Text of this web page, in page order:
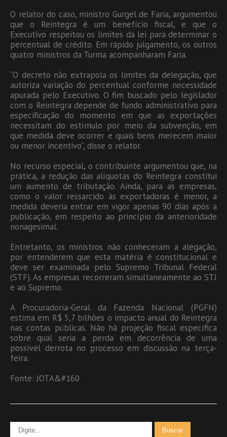
O relator do caso, ministro Gurgel de Faria, argumentou
que o Reintegra é um benefício fiscal, e que o
Executivo respeitou os limites da lei para determinar o
percentual de crédito. Em rápido julgamento, os outros
quatro ministros da Turma acompanharam Faria.
“O decreto não extrapola os limites da delegação, que
autoriza variação do percentual conforme necessidade
apurada pelo Executivo. O fim buscado pelo legislador
com o Reintegra depende de fundo administrativo para
especificação do momento em que as exportações
necessitam do estímulo por meio da subvenção, em
que medida deve ocorrer e quais bens merecem maior
ou menor incentivo”, disse o relator.
No recurso especial, o contribuinte argumentou que, na
prática, a redução das alíquotas do Reintegra constitui
um aumento de tributação. Ainda, para as empresas,
como o valor ressarcido às exportadoras é menor, a
medida deveria entrar em vigor apenas 90 dias após a
publicação, em respeito ao princípio da anterioridade
nonagesimal.
Entretanto, os ministros não conheceram a alegação,
por entenderem que esta matéria é constitucional e
deve ser examinada pelo Supremo Tribunal Federal
(STF). As empresas recorreram simultaneamente ao STJ
e ao Supremo.
A Procuradoria-Geral da Fazenda Nacional (PGFN)
estima em R$ 5,7 bilhões o impacto anual do Reintegra
nas contas públicas. Não há projeção fiscal específica
sobre qual seria a perda em decorrência de uma
possível derrota no processo em discussão na terça-
feira.
Fonte: JOTA&#160